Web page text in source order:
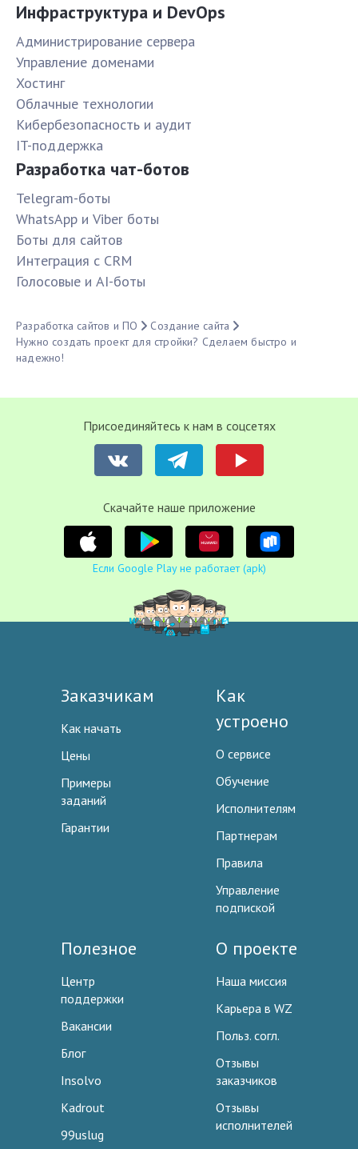
Инфраструктура и DevOps
Администрирование сервера
Управление доменами
Хостинг
Облачные технологии
Кибербезопасность и аудит
IT-поддержка
Разработка чат-ботов
Telegram-боты
WhatsApp и Viber боты
Боты для сайтов
Интеграция с CRM
Голосовые и AI-боты
Разработка сайтов и ПО
Создание сайта
Нужно создать проект для стройки? Сделаем быстро и
надежно!
Присоединяйтесь к нам в соцсетях
Cкачайте наше приложение
Если Google Play не работает (apk)
Заказчикам
Как начать
Цены
Примеры
заданий
Гарантии
Как
устроено
О сервисе
Обучение
Исполнителям
Партнерам
Правила
Управление
подпиской
Полезное
Центр
поддержки
Вакансии
Блог
Insolvo
Kadrout
99uslug
О проекте
Наша миссия
Карьера в WZ
Польз. согл.
Отзывы
заказчиков
Отзывы
исполнителей